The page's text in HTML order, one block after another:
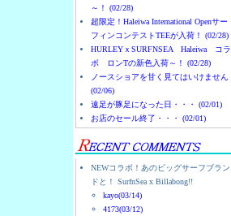
～！ (02/28)
超限定！Haleiwa International Openサー
フィンコンテストTEEが入荷！ (02/28)
HURLEYｘSURFNSEA Haleiwa コラ
ボ ロンTの新色入荷～！ (02/28)
ノースショアを甘く見てはいけません
(02/06)
遠足が豚足になった日・・・ (02/01)
お店のセール終了・・・ (02/01)
NEWコラボ！あのビッグサーフブラン
ドと！ SurfnSea x Billabong!!
kayo(03/14)
4173(03/12)